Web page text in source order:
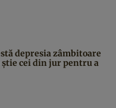
depresia zâmbitoare
știe cei din jur pentru a